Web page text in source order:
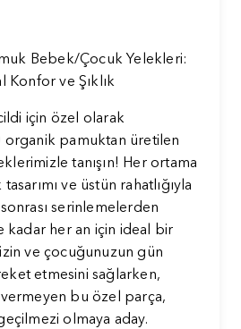
Bebek/Çocuk Yelekleri:
Konfor ve Şıklık
için özel olarak
organik pamuktan üretilen
tanışın! Her ortama
ve üstün rahatlığıyla
serinlemelerden
kadar her an için ideal bir
ve çocuğunuzun gün
etmesini sağlarken,
bu özel parça,
olmaya aday.